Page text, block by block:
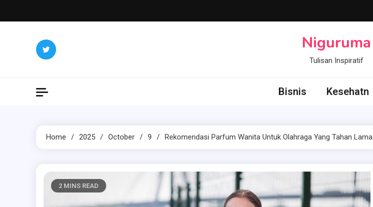
to
Niguruma
Tulisan Inspiratif
Bisnis Kesehatn
Home 2025 October 9 Rekomendasi Parfum Wanita Untuk Olahraga Yang Tahan Lama
2 MINS READ